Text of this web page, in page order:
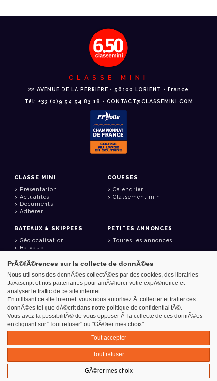
CLASSE MINI
22 AVENUE DE LA PERRIÈRE • 56100 LORIENT • France
Tél: +33 (0)9 54 54 83 18 • CONTACT@CLASSEMINI.COM
CLASSE MINI
Présentation
Actualités
Documents
Adhérer
COURSES
Calendrier
Classement mini
BATEAUX & SKIPPERS
Géolocalisation
Bateaux
PETITES ANNONCES
Toutes les annonces
LIENS UTILES
Espace adhérent
Contact
Carnet d'adresses
Goodies
Azimut - Créateur de solutions numériques
Mentions légales
PrÃ©fÃ©rences sur la collecte de donnÃ©es
Nous utilisons des donnÃ©es collectÃ©es par des cookies, des librairies
Javascript et nos partenaires pour amÃ©liorer votre expÃ©rience et
analyser le traffic de ce site internet.
En utilisant ce site internet, vous nous autorisez Ã collecter et traiter ces
donnÃ©es tel que dÃ©crit dans notre politique de confidentialitÃ©.
Vous avez la possibilitÃ© de vous opposer Ã la collecte de ces donnÃ©es
en cliquant sur "Tout refuser" ou "GÃ©rer mes choix".
Tout accepter
Tout refuser
GÃ©rer mes choix